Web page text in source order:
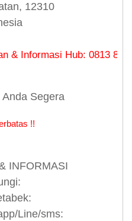
12310
Hub: 0813 8480 9179
Segera
!!
INFORMASI
Line/sms: